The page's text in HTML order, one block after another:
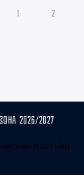
1 2
2026/2027